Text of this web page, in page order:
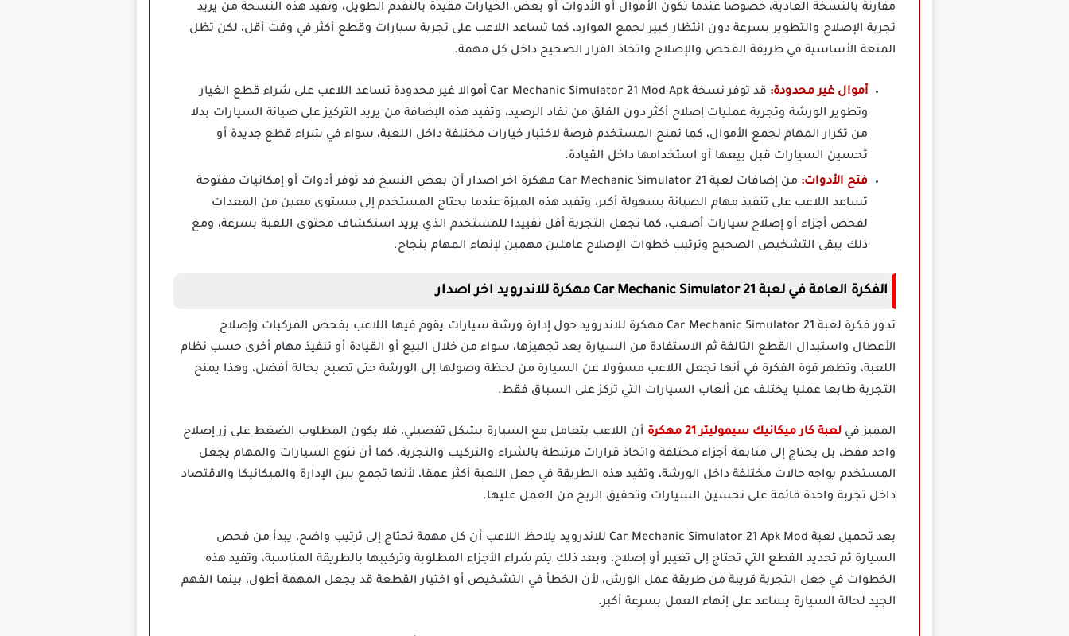
مقارنة بالنسخة العادية، خصوصا عندما تكون الأموال أو الأدوات أو بعض الخيارات مقيدة بالتقدم الطويل، وتفيد هذه النسخة من يريد
تجربة الإصلاح والتطوير بسرعة دون انتظار كبير لجمع الموارد، كما تساعد اللاعب على تجربة سيارات وقطع أكثر في وقت أقل، لكن تظل
المتعة الأساسية في طريقة الفحص والإصلاح واتخاذ القرار الصحيح داخل كل مهمة.
أموال غير محدودة:
قد توفر نسخة Car Mechanic Simulator 21 Mod Apk أموالا غير محدودة تساعد اللاعب على شراء قطع الغيار
وتطوير الورشة وتجربة عمليات إصلاح أكثر دون القلق من نفاد الرصيد، وتفيد هذه الإضافة من يريد التركيز على صيانة السيارات بدلا
من تكرار المهام لجمع الأموال، كما تمنح المستخدم فرصة لاختبار خيارات مختلفة داخل اللعبة، سواء في شراء قطع جديدة أو
تحسين السيارات قبل بيعها أو استخدامها داخل القيادة.
فتح الأدوات:
من إضافات لعبة Car Mechanic Simulator 21 مهكرة اخر اصدار أن بعض النسخ قد توفر أدوات أو إمكانيات مفتوحة
تساعد اللاعب على تنفيذ مهام الصيانة بسهولة أكبر، وتفيد هذه الميزة عندما يحتاج المستخدم إلى مستوى معين من المعدات
لفحص أجزاء أو إصلاح سيارات أصعب، كما تجعل التجربة أقل تقييدا للمستخدم الذي يريد استكشاف محتوى اللعبة بسرعة، ومع
ذلك يبقى التشخيص الصحيح وترتيب خطوات الإصلاح عاملين مهمين لإنهاء المهام بنجاح.
الفكرة العامة في لعبة Car Mechanic Simulator 21 مهكرة للاندرويد اخر اصدار
تدور فكرة لعبة Car Mechanic Simulator 21 مهكرة للاندرويد حول إدارة ورشة سيارات يقوم فيها اللاعب بفحص المركبات وإصلاح
الأعطال واستبدال القطع التالفة ثم الاستفادة من السيارة بعد تجهيزها، سواء من خلال البيع أو القيادة أو تنفيذ مهام أخرى حسب نظام
اللعبة، وتظهر قوة الفكرة في أنها تجعل اللاعب مسؤولا عن السيارة من لحظة وصولها إلى الورشة حتى تصبح بحالة أفضل، وهذا يمنح
التجربة طابعا عمليا يختلف عن ألعاب السيارات التي تركز على السباق فقط.
المميز في لعبة كار ميكانيك سيموليتر 21 مهكرة
أن اللاعب يتعامل مع السيارة بشكل تفصيلي، فلا يكون المطلوب الضغط على زر إصلاح
واحد فقط، بل يحتاج إلى متابعة أجزاء مختلفة واتخاذ قرارات مرتبطة بالشراء والتركيب والتجربة، كما أن تنوع السيارات والمهام يجعل
المستخدم يواجه حالات مختلفة داخل الورشة، وتفيد هذه الطريقة في جعل اللعبة أكثر عمقا، لأنها تجمع بين الإدارة والميكانيكا والاقتصاد
داخل تجربة واحدة قائمة على تحسين السيارات وتحقيق الربح من العمل عليها.
بعد تحميل لعبة Car Mechanic Simulator 21 Apk Mod للاندرويد يلاحظ اللاعب أن كل مهمة تحتاج إلى ترتيب واضح، يبدأ من فحص
السيارة ثم تحديد القطع التي تحتاج إلى تغيير أو إصلاح، وبعد ذلك يتم شراء الأجزاء المطلوبة وتركيبها بالطريقة المناسبة، وتفيد هذه
الخطوات في جعل التجربة قريبة من طريقة عمل الورش، لأن الخطأ في التشخيص أو اختيار القطعة قد يجعل المهمة أطول، بينما الفهم
الجيد لحالة السيارة يساعد على إنهاء العمل بسرعة أكبر.